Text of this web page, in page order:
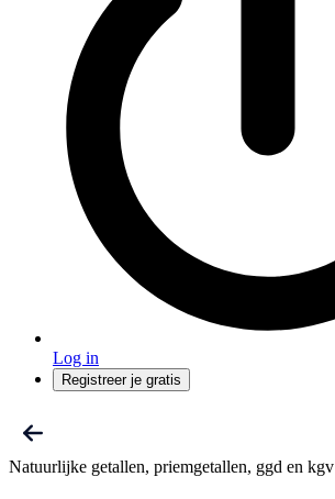
Log in
Registreer je gratis
Natuurlijke getallen, priemgetallen, ggd en kgv